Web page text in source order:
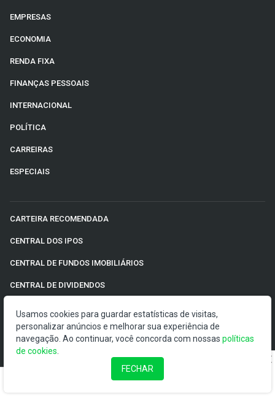
EMPRESAS
ECONOMIA
RENDA FIXA
FINANÇAS PESSOAIS
INTERNACIONAL
POLÍTICA
CARREIRAS
ESPECIAIS
CARTEIRA RECOMENDADA
CENTRAL DOS IPOS
CENTRAL DE FUNDOS IMOBILIÁRIOS
CENTRAL DE DIVIDENDOS
COMPRAR OU VENDER
CONTEÚDO DE MARCA
Usamos cookies para guardar estatísticas de visitas,
personalizar anúncios e melhorar sua experiência de
navegação. Ao continuar, você concorda com nossas políticas
de cookies
FECHAR